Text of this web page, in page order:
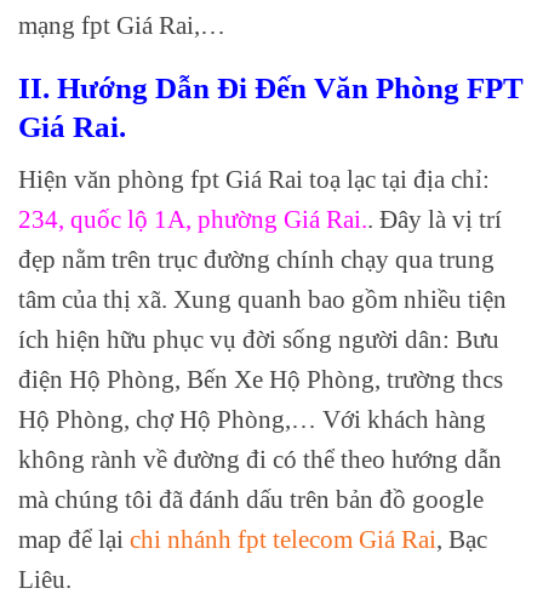
mạng fpt Giá Rai,…
II. Hướng Dẫn Đi Đến Văn Phòng FPT
Giá Rai.
Hiện văn phòng fpt Giá Rai toạ lạc tại địa chỉ:
234, quốc lộ 1A, phường Giá Rai.. Đây là vị trí
đẹp nằm trên trục đường chính chạy qua trung
tâm của thị xã. Xung quanh bao gồm nhiều tiện
ích hiện hữu phục vụ đời sống người dân: Bưu
điện Hộ Phòng, Bến Xe Hộ Phòng, trường thcs
Hộ Phòng, chợ Hộ Phòng,… Với khách hàng
không rành về đường đi có thể theo hướng dẫn
mà chúng tôi đã đánh dấu trên bản đồ google
map để lại chi nhánh fpt telecom Giá Rai, Bạc
Liêu.